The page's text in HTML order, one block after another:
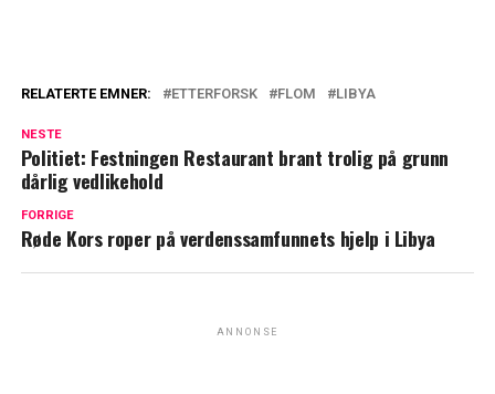
RELATERTE EMNER: ETTERFORSK FLOM LIBYA
NESTE
Politiet: Festningen Restaurant brant trolig på grunn
dårlig vedlikehold
FORRIGE
Røde Kors roper på verdenssamfunnets hjelp i Libya
ANNONSE